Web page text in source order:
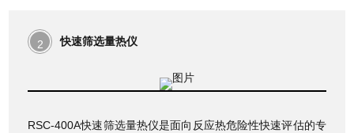
2 快速筛选量热仪
RSC-400A快速筛选量热仪是面向反应热危险性快速评估的专